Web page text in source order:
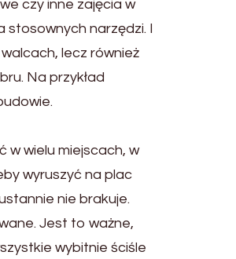
czy inne zajęcia w
stosownych narzędzi. I
lecz również
Na przykład
w wielu miejscach, w
wyruszyć na plac
nie brakuje.
Jest to ważne,
wybitnie ściśle